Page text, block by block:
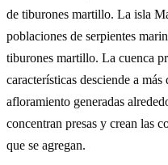
de tiburones martillo. La isla
poblaciones de serpientes
tiburones martillo. La cuenca
características desciende a
afloramiento generadas
concentran presas y crean las
que se agregan.